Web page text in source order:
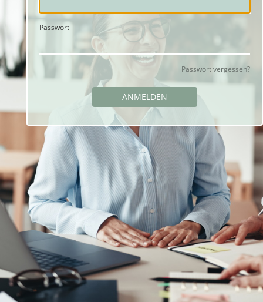
Passwort
Passwort vergessen?